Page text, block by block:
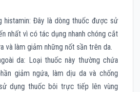
histamin: Đây là dòng thuốc được sử
nhất vì có tác dụng nhanh chóng cắt
và làm giảm những nốt sần trên da.
da: Loại thuốc này thường chứa
giảm ngứa, làm dịu da và chống
dụng thuốc bôi trực tiếp lên vùng